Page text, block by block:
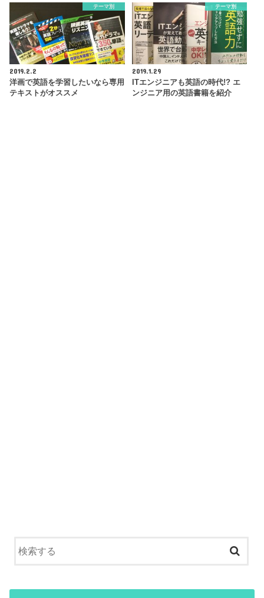
テーマ別
2019.2.2
洋画で英語を学習したいなら専用
テキストがオススメ
テーマ別
2019.1.29
ITエンジニアも英語の時代!? エ
ンジニア用の英語書籍を紹介